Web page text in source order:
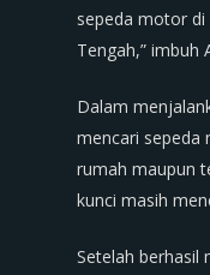
sepeda motor di
Tengah,” imbuh
Dalam
mencari sepeda
rumah maupun
kunci masih
Setelah berhasil